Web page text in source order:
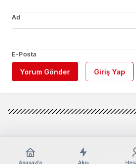
Ad
E-Posta
Yorum Gönder Giriş Yap
Anasayfa Akış